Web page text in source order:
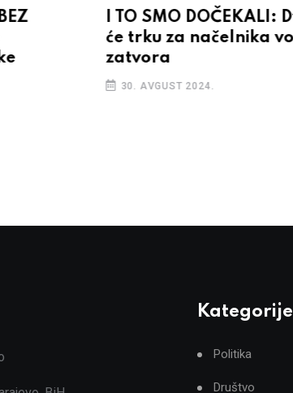
I TO SMO DOČEKALI:
će trku za načelnika
zatvora
30. AVGUST 2024.
Kategorije
Politika
Društvo